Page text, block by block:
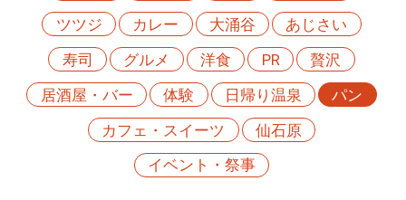
ツツジ
カレー 大涌谷
あじさい
寿司
グルメ 洋食 PR
贅沢
居酒屋・バー
体験 日帰り温泉
パン
カフェ・スイーツ
仙石原
イベント・祭事